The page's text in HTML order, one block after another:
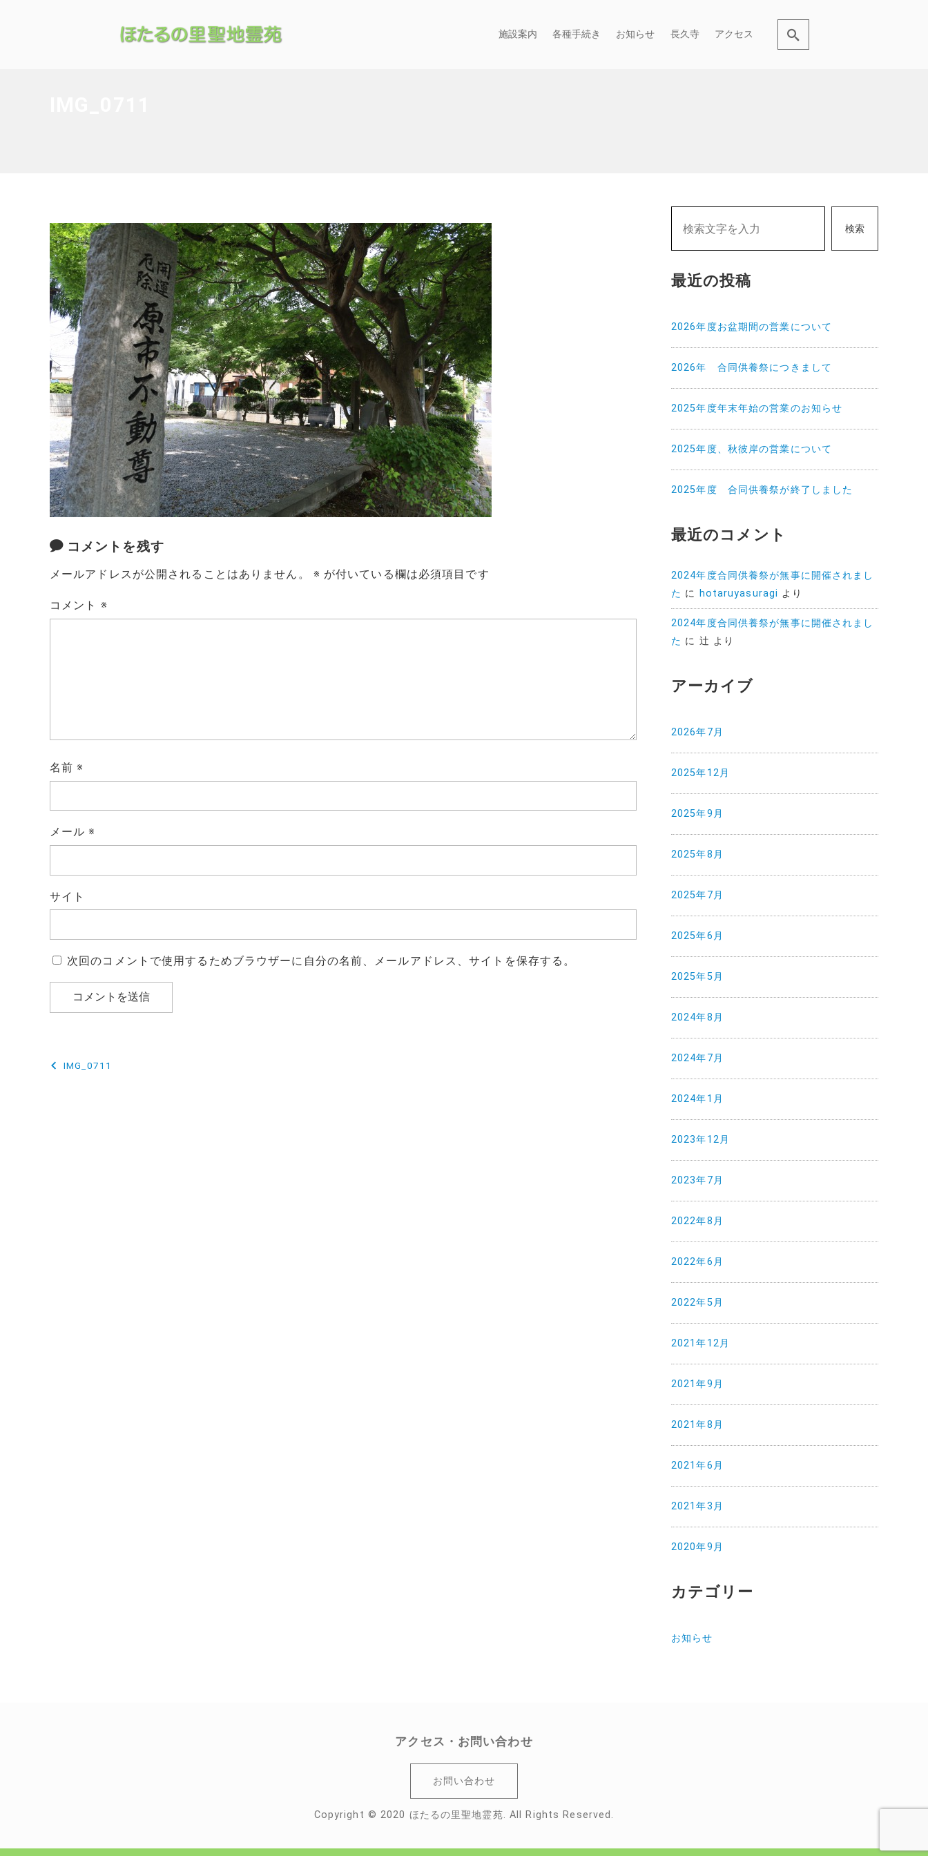
施設案内 各種手続き お知らせ 長久寺 アクセス
コメントを残す
メールアドレスが公開されることはありません。 ※ が付いている欄は必須項目です
コメント ※
名前※
メール※
サイト
次回のコメントで使用するためブラウザーに自分の名前、メールアドレス、サイトを保存する。
投
IMG_0711
検索
最近の投稿
2026年度お盆期間の営業について
2026年 合同供養祭につきまして
2025年度年末年始の営業のお知らせ
2025年度、秋彼岸の営業について
2025年度 合同供養祭が終了しました
最近のコメント
2024年度合同供養祭が無事に開催されまし
た に hotaruyasuragi より
2024年度合同供養祭が無事に開催されまし
た に 辻 より
アーカイブ
2026年7月
2025年12月
2025年9月
2025年8月
2025年7月
2025年6月
2025年5月
2024年8月
2024年7月
2024年1月
2023年12月
2023年7月
2022年8月
2022年6月
2022年5月
2021年12月
2021年9月
2021年8月
2021年6月
2021年3月
2020年9月
カテゴリー
お知らせ
アクセス・お問い合わせ
お問い合わせ
Copyright © 2020 ほたるの里聖地霊苑. All Rights Reserved.